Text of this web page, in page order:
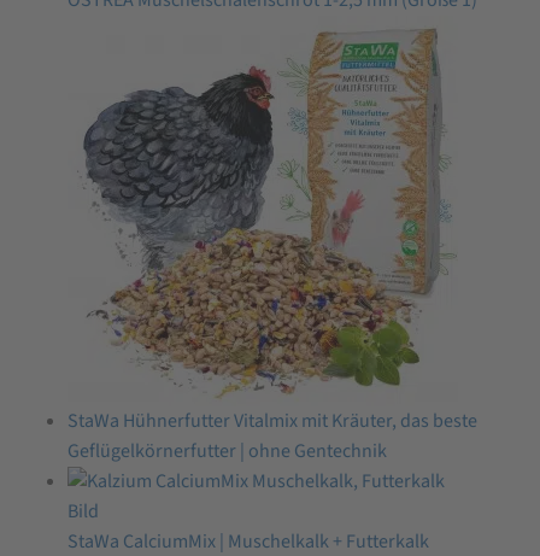
StaWa Hühnerfutter Vitalmix mit Kräuter, das beste
Geflügelkörnerfutter | ohne Gentechnik
StaWa CalciumMix | Muschelkalk + Futterkalk